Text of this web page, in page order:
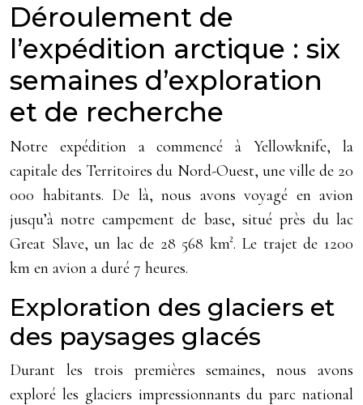
Déroulement de
l’expédition arctique : six
semaines d’exploration
et de recherche
Notre expédition a commencé à Yellowknife, la
capitale des Territoires du Nord-Ouest, une ville de 20
000 habitants. De là, nous avons voyagé en avion
jusqu’à notre campement de base, situé près du lac
Great Slave, un lac de 28 568 km². Le trajet de 1200
km en avion a duré 7 heures.
Exploration des glaciers et
des paysages glacés
Durant les trois premières semaines, nous avons
exploré les glaciers impressionnants du parc national